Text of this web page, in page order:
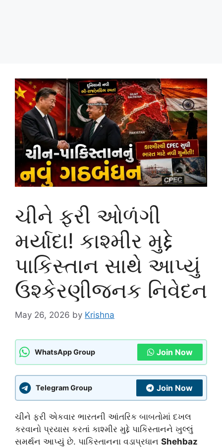
ચીને ફરી ઓળંગી
મર્યાદા! કાશ્મીર મુદ્દે
પાકિસ્તાન સાથે આપ્યું
ઉશ્કેરણીજનક નિવેદન
May 26, 2026 by Krishna
WhatsApp Group Join Now
Telegram Group Join Now
ચીને ફરી એકવાર ભારતની આંતરિક બાબતોમાં દખલ
કરવાનો પ્રયાસ કરતાં કાશ્મીર મુદ્દે પાકિસ્તાનને ખુલ્લું
સમર્થન આપ્યું છે. પાકિસ્તાનના વડાપ્રધાન Shehbaz